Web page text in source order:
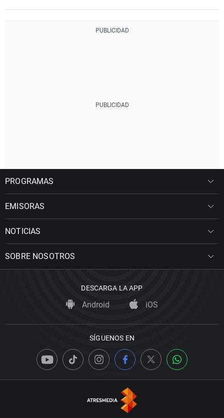
PROGRAMAS
EMISORAS
NOTICIAS
SOBRE NOSOTROS
DESCARGA LA APP
Android iOS
SÍGUENOS EN